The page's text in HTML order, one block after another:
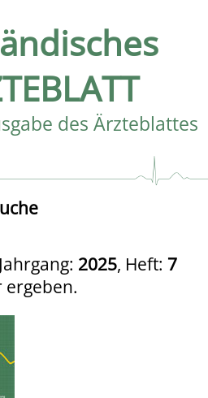
des Ärzteblattes
2025, Heft: 7
ergeben.